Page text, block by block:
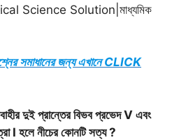
Science Solution|মাধ্যমিক
সমাধানের জন্য এখানে CLICK
দুই প্রান্তের বিভব প্রভেদ V এবং
I হলে নীচের কোনটি সত্য ?